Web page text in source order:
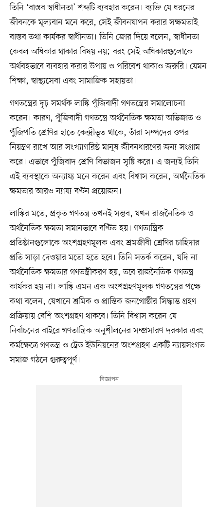
তিনি ‘বাস্তব স্বাধীনতা’ শব্দটি ব্যবহার করেন। ব্যক্তি যে ধরনের
জীবনকে মূল্যবান মনে করে, সেই জীবনযাপন করার সক্ষমতাই
বাস্তব তথা কার্যকর স্বাধীনতা। তিনি জোর দিয়ে বলেন, স্বাধীনতা
কেবল অধিকার থাকার বিষয় নয়; বরং সেই অধিকারগুলোকে
অর্থবহভাবে ব্যবহার করার উপায় ও পরিবেশ থাকাও জরুরি। যেমন
শিক্ষা, স্বাস্থ্যসেবা এবং সামাজিক সহায়তা।
গণতন্ত্রের দৃঢ় সমর্থক লাস্কি পুঁজিবাদী গণতন্ত্রের সমালোচনা
করেন। কারণ, পুঁজিবাদী গণতন্ত্রে অর্থনৈতিক ক্ষমতা অভিজাত ও
পুঁজিপতি শ্রেণির হাতে কেন্দ্রীভূত থাকে, তাঁরা সম্পদের ওপর
নিয়ন্ত্রণ রাখে আর সংখ্যাগরিষ্ঠ মানুষ জীবনধারণের জন্য সংগ্রাম
করে। এভাবে পুঁজিবাদ শ্রেণি বিভাজন সৃষ্টি করে। এ জন্যই তিনি
এই ব্যবস্থাকে অন্যায্য মনে করেন এবং বিশ্বাস করেন, অর্থনৈতিক
ক্ষমতার আরও ন্যায্য বণ্টন প্রয়োজন।
লাস্কির মতে, প্রকৃত গণতন্ত্র তখনই সম্ভব, যখন রাজনৈতিক ও
অর্থনৈতিক ক্ষমতা সমানভাবে বণ্টিত হয়। গণতান্ত্রিক
প্রতিষ্ঠানগুলোকে অংশগ্রহণমূলক এবং শ্রমজীবী শ্রেণির চাহিদার
প্রতি সাড়া দেওয়ার মতো হতে হবে। তিনি সতর্ক করেন, যদি না
অর্থনৈতিক ক্ষমতার গণতন্ত্রীকরণ হয়, তবে রাজনৈতিক গণতন্ত্র
কার্যকর হয় না। লাস্কি এমন এক অংশগ্রহণমূলক গণতন্ত্রের পক্ষে
কথা বলেন, যেখানে শ্রমিক ও প্রান্তিক জনগোষ্ঠীর সিদ্ধান্ত গ্রহণ
প্রক্রিয়ায় বেশি অংশগ্রহণ থাকবে। তিনি বিশ্বাস করেন যে
নির্বাচনের বাইরে গণতান্ত্রিক অনুশীলনের সম্প্রসারণ দরকার এবং
কর্মক্ষেত্রে গণতন্ত্র ও ট্রেড ইউনিয়নের অংশগ্রহণ একটি ন্যায়সংগত
সমাজ গঠনে গুরুত্বপূর্ণ।